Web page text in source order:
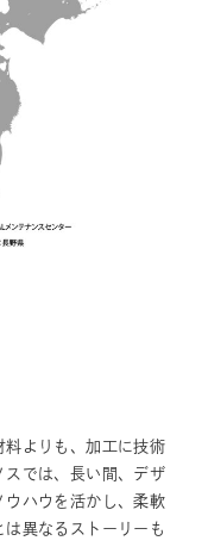
料よりも、加工に技術
スでは、長い間、デザ
ウハウを活かし、柔軟
異なるストーリーも